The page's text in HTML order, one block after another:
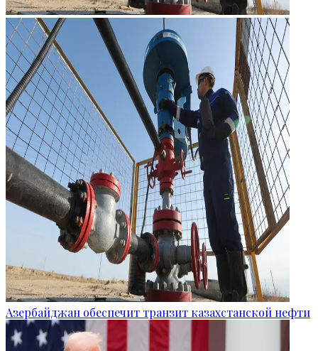
Азербайджан обеспечит транзит казахстанской нефти